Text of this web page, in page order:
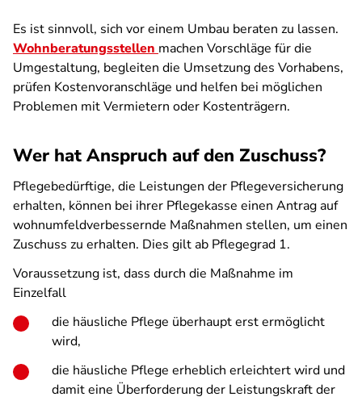
Es ist sinnvoll, sich vor einem Umbau beraten zu lassen.
Wohnberatungsstellen machen Vorschläge für die
Umgestaltung, begleiten die Umsetzung des Vorhabens,
prüfen Kostenvoranschläge und helfen bei möglichen
Problemen mit Vermietern oder Kostenträgern.
Wer hat Anspruch auf den Zuschuss?
Pflegebedürftige, die Leistungen der Pflegeversicherung
erhalten, können bei ihrer Pflegekasse einen Antrag auf
wohnumfeldverbessernde Maßnahmen stellen, um einen
Zuschuss zu erhalten. Dies gilt ab Pflegegrad 1.
Voraussetzung ist, dass durch die Maßnahme im
Einzelfall
die häusliche Pflege überhaupt erst ermöglicht
wird,
die häusliche Pflege erheblich erleichtert wird und
damit eine Überforderung der Leistungskraft der